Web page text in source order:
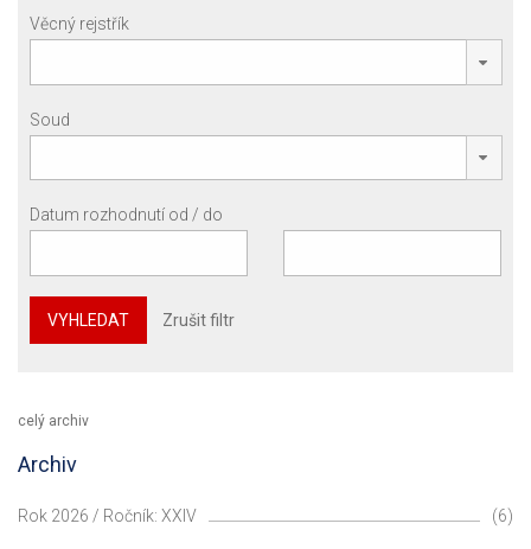
Věcný rejstřík
Soud
Datum rozhodnutí od / do
VYHLEDAT Zrušit filtr
celý archiv
Archiv
Rok 2026 / Ročník: XXIV (6)